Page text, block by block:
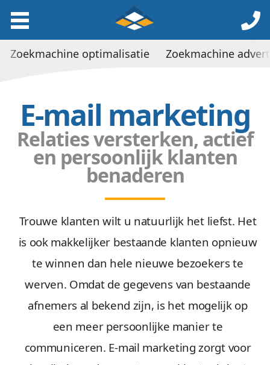
E-mail marketing
Relaties versterken, actief
en persoonlijk klanten
benaderen
Trouwe klanten wilt u natuurlijk het liefst. Het
is ook makkelijker bestaande klanten opnieuw
te winnen dan hele nieuwe bezoekers te
werven. Omdat de gegevens van bestaande
afnemers al bekend zijn, is het mogelijk op
een meer persoonlijke manier te
communiceren. E-mail marketing zorgt voor
Zoekmachine optimalisatie Zoekmachine